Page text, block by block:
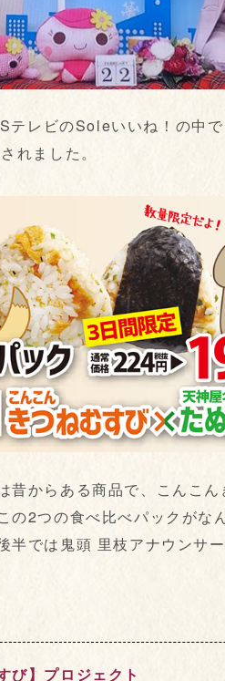
レビのSoleいいね！の中
れました。
昔からある商品で、こんこ
の2つの食べ比べパックがな
半では鬼頭 里枝アナウンサ
び】プロジェクト